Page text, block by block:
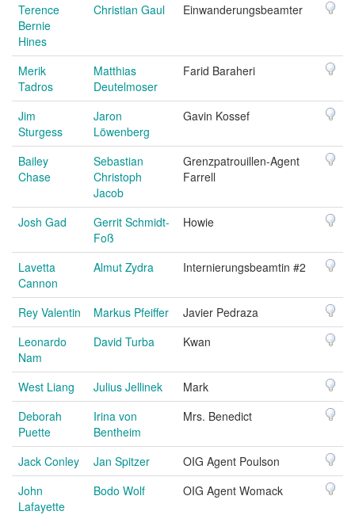
Terence
Bernie
Hines
Christian Gaul Einwanderungsbeamter
Merik
Tadros
Matthias
Deutelmoser
Farid Baraheri
Jim
Sturgess
Jaron
Löwenberg
Gavin Kossef
Bailey
Chase
Sebastian
Christoph
Jacob
Grenzpatrouillen-Agent
Farrell
Josh Gad
Gerrit Schmidt-
Foß
Howie
Lavetta
Cannon
Almut Zydra Internierungsbeamtin #2
Rey Valentin Markus Pfeiffer
Javier Pedraza
Leonardo
Nam
David Turba Kwan
West Liang Julius Jellinek
Mark
Deborah
Puette
Irina von
Bentheim
Mrs. Benedict
Jack Conley Jan Spitzer
OIG Agent Poulson
John
Lafayette
Bodo Wolf OIG Agent Womack